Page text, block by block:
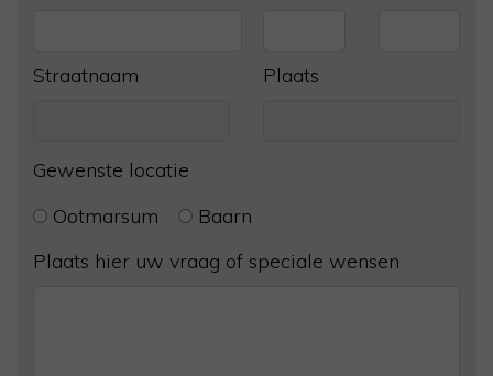
Straatnaam Plaats
Gewenste locatie
Ootmarsum
Baarn
Plaats hier uw vraag of speciale wensen